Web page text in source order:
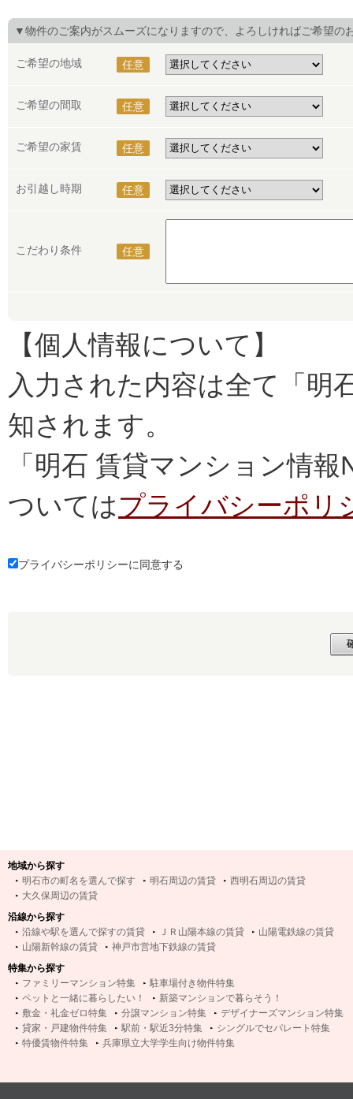
▼物件のご案内がスムーズになりますので、よろしければご希望の
ご希望の地域 任意
ご希望の間取 任意
ご希望の家賃 任意
お引越し時期 任意
こだわり条件 任意
【個人情報について】
入力された内容は全て「明
知されます。
「明石 賃貸マンション情
ついてはプライバシーポリ
プライバシーポリシーに同意する
地域から探す
明石市の町名を選んで探す
明石周辺の賃貸
西明石周辺の賃貸
大久保周辺の賃貸
沿線から探す
沿線や駅を選んで探すの賃貸
ＪＲ山陽本線の賃貸
山陽電鉄線の賃貸
山陽新幹線の賃貸
神戸市営地下鉄線の賃貸
特集から探す
ファミリーマンション特集
駐車場付き物件特集
ペットと一緒に暮らしたい！
新築マンションで暮らそう！
敷金・礼金ゼロ特集
分譲マンション特集
デザイナーズマンション特集
貸家・戸建物件特集
駅前・駅近3分特集
シングルでセパレート特集
特優賃物件特集
兵庫県立大学学生向け物件特集